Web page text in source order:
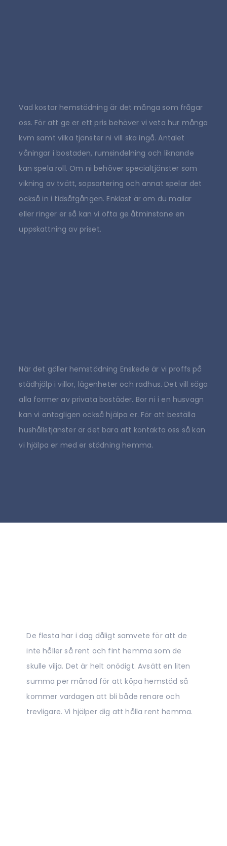
Vad kostar hemstädning är det många som frågar
oss. För att ge er ett pris behöver vi veta hur många
kvm samt vilka tjänster ni vill ska ingå. Antalet
våningar i bostaden, rumsindelning och liknande
kan spela roll. Om ni behöver specialtjänster som
vikning av tvätt, sopsortering och annat spelar det
också in i tidsåtgången. Enklast är om du mailar
eller ringer er så kan vi ofta ge åtminstone en
uppskattning av priset.
När det gäller hemstädning Enskede är vi proffs på
städhjälp i villor, lägenheter och radhus. Det vill säga
alla former av privata bostäder. Bor ni i en husvagn
kan vi antagligen också hjälpa er. För att beställa
hushållstjänster är det bara att kontakta oss så kan
vi hjälpa er med er städning hemma.
De flesta har i dag dåligt samvete för att de
inte håller så rent och fint hemma som de
skulle vilja. Det är helt onödigt. Avsätt en liten
summa per månad för att köpa hemstäd så
kommer vardagen att bli både renare och
trevligare. Vi hjälper dig att hålla rent hemma.